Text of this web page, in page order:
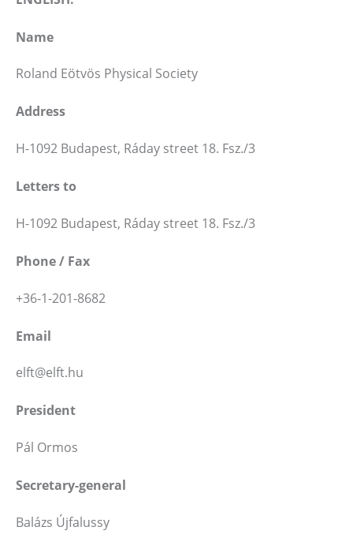
Name
Roland Eötvös Physical Society
Address
H-1092 Budapest, Ráday street 18. Fsz./3
Letters to
H-1092 Budapest, Ráday street 18. Fsz./3
Phone / Fax
+36-1-201-8682
Email
elft@elft.hu
President
Pál Ormos
Secretary-general
Balázs Újfalussy